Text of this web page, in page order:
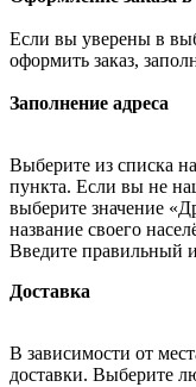
Если вы уверены в
оформить заказ,
Заполнение адреса
Выберите из списка
пункта. Если вы не
выберите значение
название своего
Введите правильный
Доставка
В зависимости от
доставки. Выберите